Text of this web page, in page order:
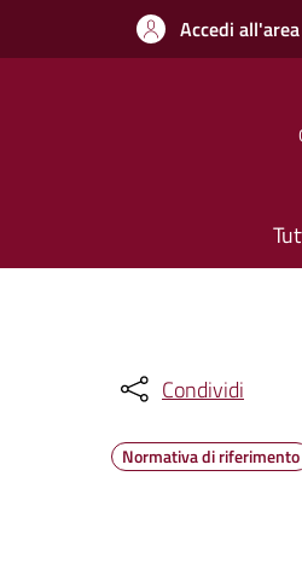
Accedi
Condividi
Normativa di riferimento